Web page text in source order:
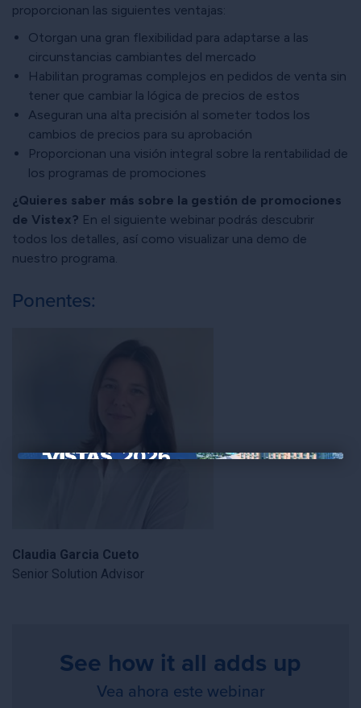
proporcionan las siguientes ventajas:
Otorgan una gran flexibilidad para adaptarse a las
circunstancias cambiantes del mercado
Habilitan programas complejos en pedidos de venta sin
tener que cambiar la lógica de precios de estos
Aseguran una alta precisión al someter todos los
cambios de precios para su aprobación
Proporcionan una visión integral sobre la rentabilidad de
los programas de promociones
¿Quieres saber más sobre la gestión de promociones
de Vistex? En el siguiente webinar podrás descubrir
todos los detalles, así como visualizar una demo de
nuestro programa.
Ponentes:
Claudia Garcia Cueto
Senior Solution Advisor
See how it all adds up
Vea ahora este webinar